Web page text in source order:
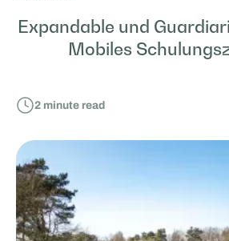
Expandable und
Mobiles
2 minute read